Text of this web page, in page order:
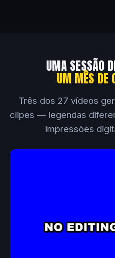
UMA SESSÃO
UM MÊS DE
Três dos 27 vídeos
clipes — legendas
impressões